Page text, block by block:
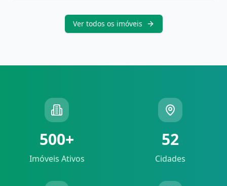
Ver todos os imóveis
500+
Imóveis Ativos
52
Cidades